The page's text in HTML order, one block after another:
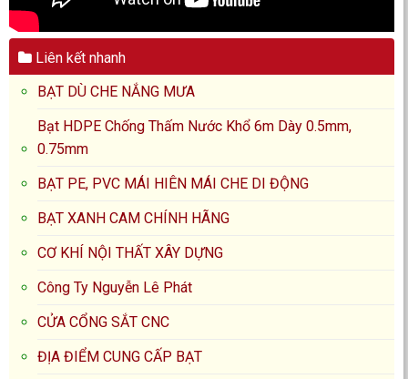
Liên kết nhanh
BẠT DÙ CHE NẮNG MƯA
Bạt HDPE Chống Thấm Nước Khổ 6m Dày 0.5mm,
0.75mm
BẠT PE, PVC MÁI HIÊN MÁI CHE DI ĐỘNG
BẠT XANH CAM CHÍNH HÃNG
CƠ KHÍ NỘI THẤT XÂY DỰNG
Công Ty Nguyễn Lê Phát
CỬA CỔNG SẮT CNC
ĐỊA ĐIỂM CUNG CẤP BẠT